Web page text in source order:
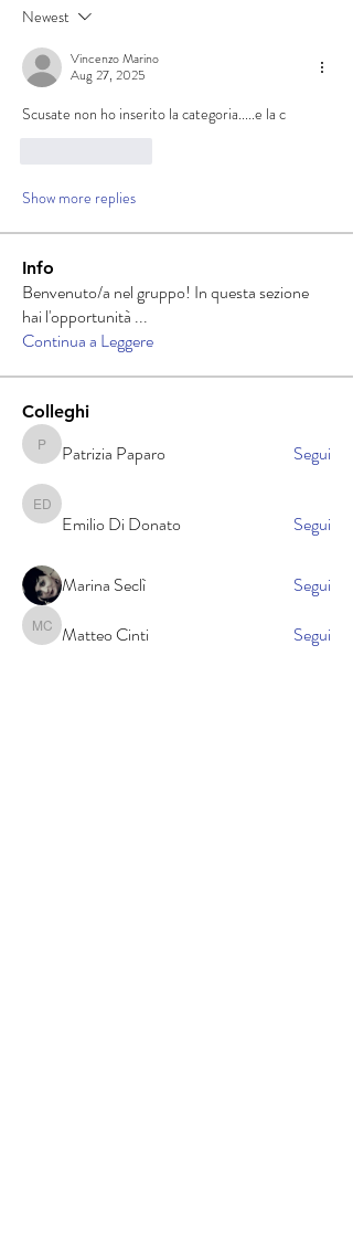
Newest
Vincenzo Marino
Aug 27, 2025
Scusate non ho inserito la categoria.....e la c
Show more replies
Info
Benvenuto/a nel gruppo! In questa sezione
hai l'opportunità ...
Continua a Leggere
Colleghi
Patrizia Paparo
Patrizia Paparo Segui
Emilio Di Donato
Emilio Di Donato Segui
Marina Seclì Segui
Matteo Cinti
Matteo Cinti Segui